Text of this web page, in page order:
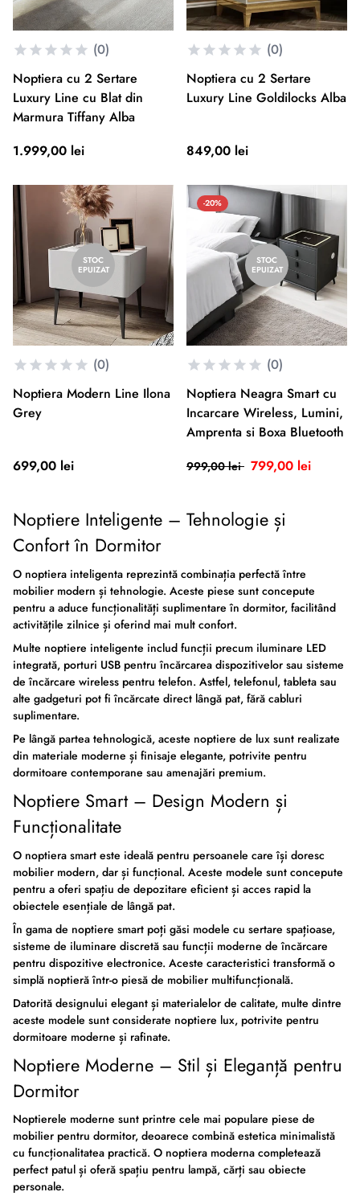
(0)
Noptiera cu 2 Sertare
Luxury Line cu Blat din
Marmura Tiffany Alba
1.999,00 lei
(0)
Noptiera cu 2 Sertare
Luxury Line Goldilocks Alba
849,00 lei
STOC
EPUIZAT
(0)
Noptiera Modern Line Ilona
Grey
699,00 lei
-20%
STOC
EPUIZAT
(0)
Noptiera Neagra Smart cu
Incarcare Wireless, Lumini,
Amprenta si Boxa Bluetooth
999,00 lei 799,00 lei
Noptiere Inteligente – Tehnologie și
Confort în Dormitor
O noptiera inteligenta reprezintă combinația perfectă între
mobilier modern și tehnologie. Aceste piese sunt concepute
pentru a aduce funcționalități suplimentare în dormitor, facilitând
activitățile zilnice și oferind mai mult confort.
Multe noptiere inteligente includ funcții precum iluminare LED
integrată, porturi USB pentru încărcarea dispozitivelor sau sisteme
de încărcare wireless pentru telefon. Astfel, telefonul, tableta sau
alte gadgeturi pot fi încărcate direct lângă pat, fără cabluri
suplimentare.
Pe lângă partea tehnologică, aceste noptiere de lux sunt realizate
din materiale moderne și finisaje elegante, potrivite pentru
dormitoare contemporane sau amenajări premium.
Noptiere Smart – Design Modern și
Funcționalitate
O noptiera smart este ideală pentru persoanele care își doresc
mobilier modern, dar și funcțional. Aceste modele sunt concepute
pentru a oferi spațiu de depozitare eficient și acces rapid la
obiectele esențiale de lângă pat.
În gama de noptiere smart poți găsi modele cu sertare spațioase,
sisteme de iluminare discretă sau funcții moderne de încărcare
pentru dispozitive electronice. Aceste caracteristici transformă o
simplă noptieră într-o piesă de mobilier multifuncțională.
Datorită designului elegant și materialelor de calitate, multe dintre
aceste modele sunt considerate noptiere lux, potrivite pentru
dormitoare moderne și rafinate.
Noptiere Moderne – Stil și Eleganță pentru
Dormitor
Noptierele moderne sunt printre cele mai populare piese de
mobilier pentru dormitor, deoarece combină estetica minimalistă
cu funcționalitatea practică. O noptiera moderna completează
perfect patul și oferă spațiu pentru lampă, cărți sau obiecte
personale.